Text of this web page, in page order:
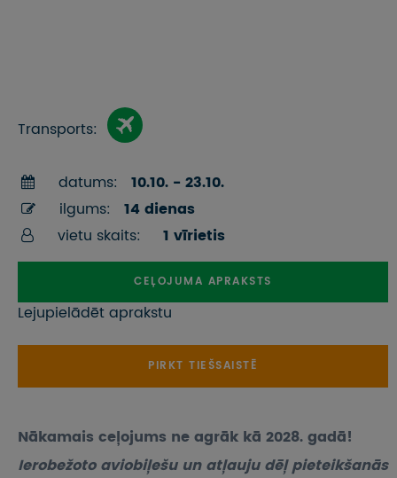
Transports:
datums:
10.10. - 23.10.
ilgums:
14 dienas
vietu skaits:
1 vīrietis
CEĻOJUMA APRAKSTS
Lejupielādēt aprakstu
PIRKT TIEŠSAISTĒ
Nākamais ceļojums ne agrāk kā 2028. gadā!
Ierobežoto aviobiļešu un atļauju dēļ pieteikšanās